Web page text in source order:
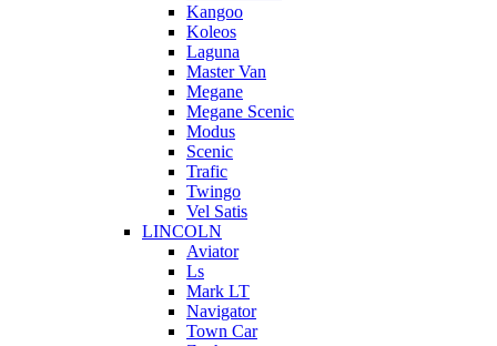
Kangoo
Koleos
Laguna
Master Van
Megane
Megane Scenic
Modus
Scenic
Trafic
Twingo
Vel Satis
LINCOLN
Aviator
Ls
Mark LT
Navigator
Town Car